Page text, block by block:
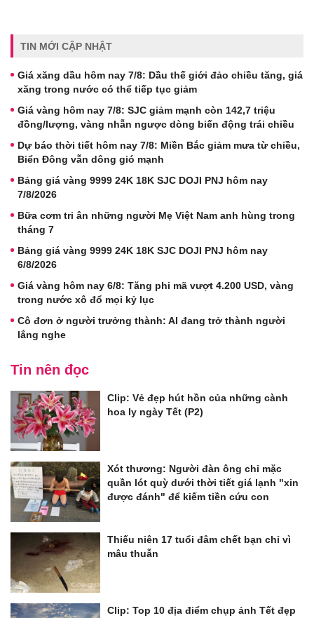
TIN MỚI CẬP NHẬT
Giá xăng dầu hôm nay 7/8: Dầu thế giới đảo chiều tăng, giá
xăng trong nước có thể tiếp tục giảm
Giá vàng hôm nay 7/8: SJC giảm mạnh còn 142,7 triệu
đồng/lượng, vàng nhẫn ngược dòng biến động trái chiều
Dự báo thời tiết hôm nay 7/8: Miền Bắc giảm mưa từ chiều,
Biển Đông vẫn dông gió mạnh
Bảng giá vàng 9999 24K 18K SJC DOJI PNJ hôm nay
7/8/2026
Bữa cơm tri ân những người Mẹ Việt Nam anh hùng trong
tháng 7
Bảng giá vàng 9999 24K 18K SJC DOJI PNJ hôm nay
6/8/2026
Giá vàng hôm nay 6/8: Tăng phi mã vượt 4.200 USD, vàng
trong nước xô đổ mọi kỷ lục
Cô đơn ở người trưởng thành: AI đang trở thành người
lắng nghe
Tin nên đọc
Clip: Vẻ đẹp hút hồn của những cành
hoa ly ngày Tết (P2)
Xót thương: Người đàn ông chỉ mặc
quần lót quỳ dưới thời tiết giá lạnh "xin
được đánh" để kiếm tiền cứu con
Thiếu niên 17 tuổi đâm chết bạn chỉ vì
mâu thuẫn
Clip: Top 10 địa điểm chụp ảnh Tết đẹp